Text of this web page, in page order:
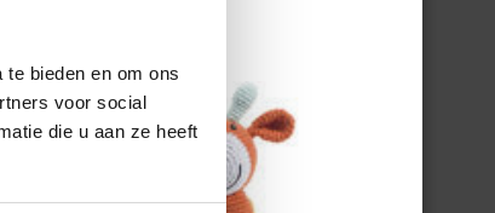
bieden en om ons
voor social
die u aan ze heeft